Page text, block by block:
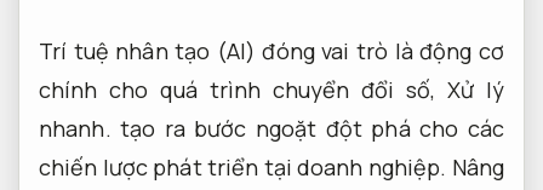
Trí tuệ nhân tạo (AI) đóng vai trò là động cơ
chính cho quá trình chuyển đổi số, Xử lý
nhanh. tạo ra bước ngoặt đột phá cho các
chiến lược phát triển tại doanh nghiệp. Nâng